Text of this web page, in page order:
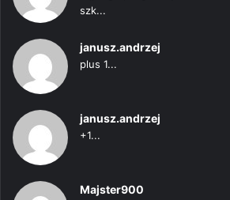
szk...
janusz.andrzej
plus 1...
janusz.andrzej
+1...
Majster900